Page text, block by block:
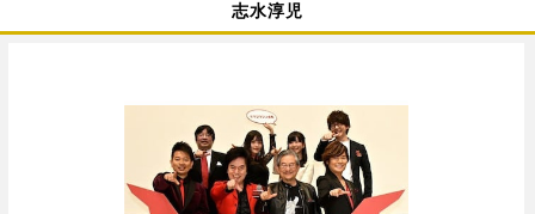
グッズ イベント
特集一覧 カバー
インタビュー
ラキりす
連載マンガ一覧 連載一覧
番組・動画一覧 ラジオ
志水淳児